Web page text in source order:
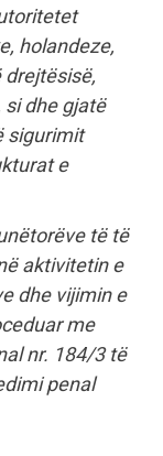
holandeze,
drejtësisë,
dhe gjatë
sigurimit
e
të të
aktivitetin e
dhe vijimin e
me
nr. 184/3 të
penal